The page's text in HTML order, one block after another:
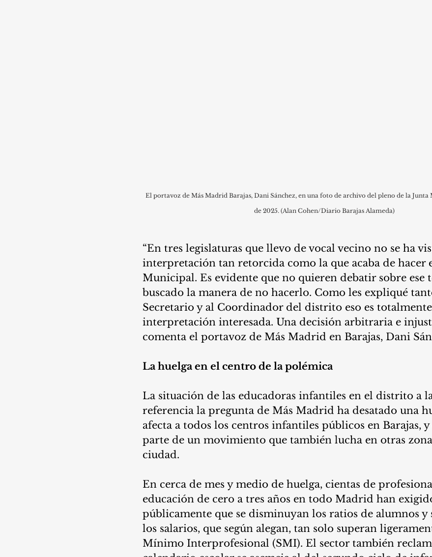
El portavoz de Más Madrid Barajas, Dani Sánchez, en una foto de archivo del pleno de la
de 2025. (Alan Cohen/Diario Barajas Alameda)
“En tres legislaturas que llevo de vocal vecino no se ha
interpretación tan retorcida como la que acaba de hacer
Municipal. Es evidente que no quieren debatir sobre ese
buscado la manera de no hacerlo. Como les expliqué
Secretario y al Coordinador del distrito eso es
interpretación interesada. Una decisión arbitraria e
comenta el portavoz de Más Madrid en Barajas, Dani
La huelga en el centro de la polémica
La situación de las educadoras infantiles en el distrito a
referencia la pregunta de Más Madrid ha desatado una
afecta a todos los centros infantiles públicos en Barajas,
parte de un movimiento que también lucha en otras
ciudad.
En cerca de mes y medio de huelga, cientas de
educación de cero a tres años en todo Madrid han
públicamente que se disminuyan los ratios de alumnos y
los salarios, que según alegan, tan solo superan
Mínimo Interprofesional (SMI). El sector también